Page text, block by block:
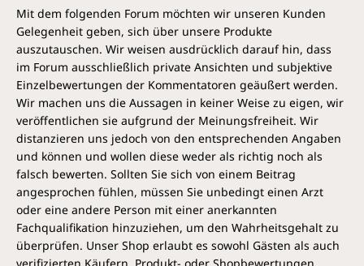
Mit dem folgenden Forum möchten wir unseren Kunden
Gelegenheit geben, sich über unsere Produkte
auszutauschen. Wir weisen ausdrücklich darauf hin, dass
im Forum ausschließlich private Ansichten und subjektive
Einzelbewertungen der Kommentatoren geäußert werden.
Wir machen uns die Aussagen in keiner Weise zu eigen, wir
veröffentlichen sie aufgrund der Meinungsfreiheit. Wir
distanzieren uns jedoch von den entsprechenden Angaben
und können und wollen diese weder als richtig noch als
falsch bewerten. Sollten Sie sich von einem Beitrag
angesprochen fühlen, müssen Sie unbedingt einen Arzt
oder eine andere Person mit einer anerkannten
Fachqualifikation hinzuziehen, um den Wahrheitsgehalt zu
überprüfen. Unser Shop erlaubt es sowohl Gästen als auch